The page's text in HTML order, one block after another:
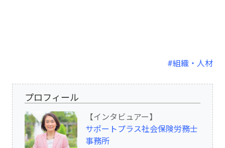
#組織・人材
プロフィール
【インタビュアー】
サポートプラス社会保険労務士
事務所